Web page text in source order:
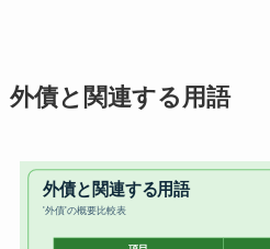
外債と関連する用語